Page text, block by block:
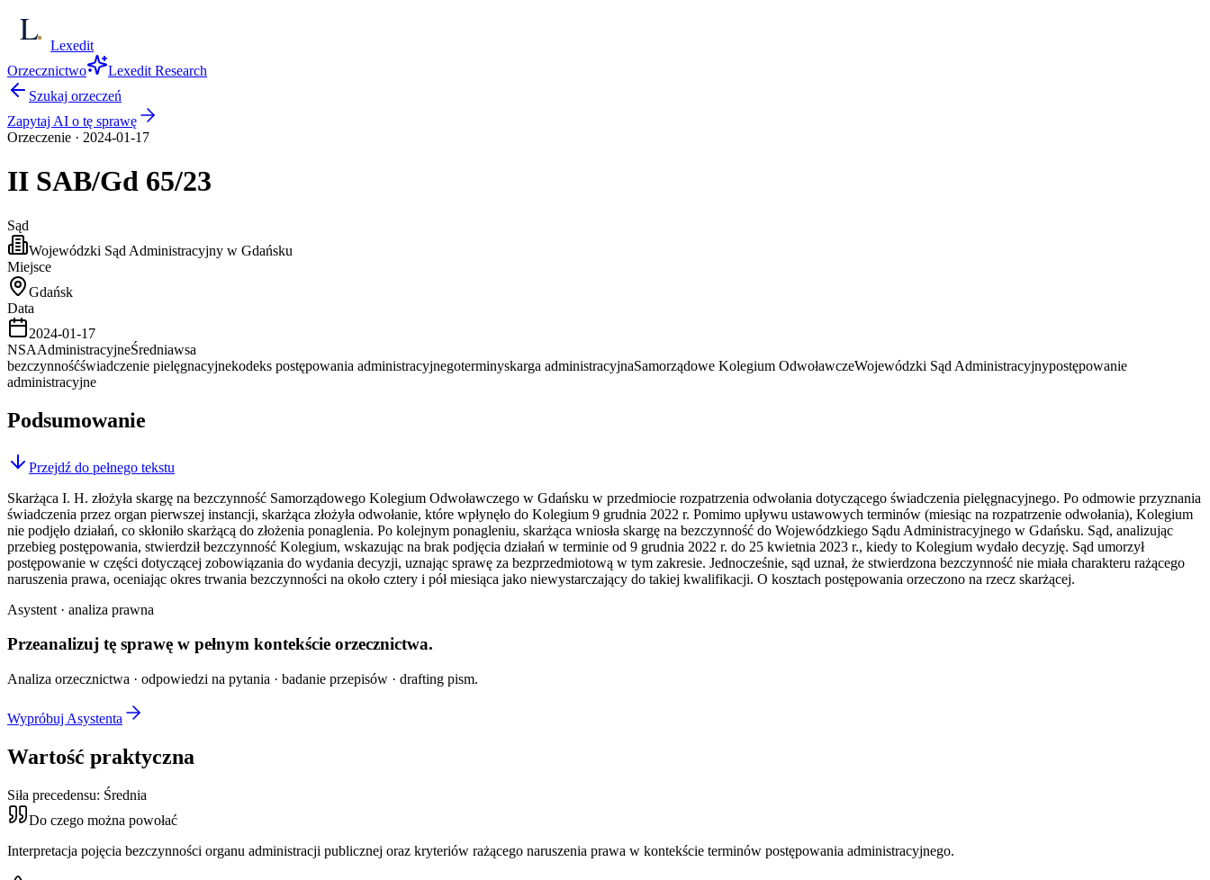
Lexedit
Orzecznictwo
Lexedit Research
Szukaj orzeczeń
Zapytaj AI o tę sprawę
Orzeczenie · 2024-01-17
II SAB/Gd 65/23
Sąd
Wojewódzki Sąd Administracyjny w Gdańsku
Miejsce
Gdańsk
Data
2024-01-17
NSAAdministracyjneŚredniawsa
bezczynnośćświadczenie pielęgnacyjnekodeks postępowania administracyjnegoterminyskarga administracyjnaSamorządowe Kolegium OdwoławczeWojewódzki Sąd Administracyjnypostępowanie
administracyjne
Podsumowanie
Przejdź do pełnego tekstu
Skarżąca I. H. złożyła skargę na bezczynność Samorządowego Kolegium Odwoławczego w Gdańsku w przedmiocie rozpatrzenia odwołania dotyczącego świadczenia pielęgnacyjnego. Po odmowie przyznania
świadczenia przez organ pierwszej instancji, skarżąca złożyła odwołanie, które wpłynęło do Kolegium 9 grudnia 2022 r. Pomimo upływu ustawowych terminów (miesiąc na rozpatrzenie odwołania), Kolegium
nie podjęło działań, co skłoniło skarżącą do złożenia ponaglenia. Po kolejnym ponagleniu, skarżąca wniosła skargę na bezczynność do Wojewódzkiego Sądu Administracyjnego w Gdańsku. Sąd, analizując
przebieg postępowania, stwierdził bezczynność Kolegium, wskazując na brak podjęcia działań w terminie od 9 grudnia 2022 r. do 25 kwietnia 2023 r., kiedy to Kolegium wydało decyzję. Sąd umorzył
postępowanie w części dotyczącej zobowiązania do wydania decyzji, uznając sprawę za bezprzedmiotową w tym zakresie. Jednocześnie, sąd uznał, że stwierdzona bezczynność nie miała charakteru rażącego
naruszenia prawa, oceniając okres trwania bezczynności na około cztery i pół miesiąca jako niewystarczający do takiej kwalifikacji. O kosztach postępowania orzeczono na rzecz skarżącej.
Asystent · analiza prawna
Przeanalizuj tę sprawę w pełnym kontekście orzecznictwa.
Analiza orzecznictwa · odpowiedzi na pytania · badanie przepisów · drafting pism.
Wypróbuj Asystenta
Wartość praktyczna
Siła precedensu: Średnia
Do czego można powołać
Interpretacja pojęcia bezczynności organu administracji publicznej oraz kryteriów rażącego naruszenia prawa w kontekście terminów postępowania administracyjnego.